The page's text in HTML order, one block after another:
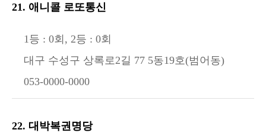
21. 애니콜 로또통신
1등 : 0회, 2등 : 0회
대구 수성구 상록로2길 77 5동19호(범어동)
053-0000-0000
22. 대박복권명당